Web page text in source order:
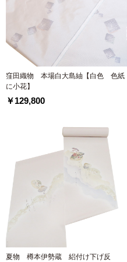
窪田織物 本場白大島紬【白色 色紙
に小花】
￥129,800
夏物 樽本伊勢蔵 絽付け下げ反